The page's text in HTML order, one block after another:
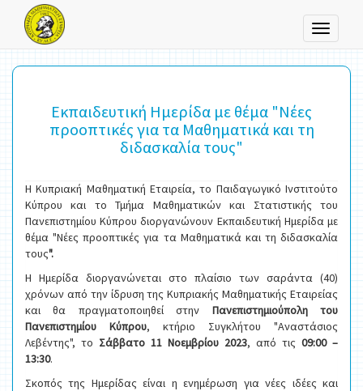
Toggle
Εκπαιδευτική Ημερίδα με θέμα "Νέες
προοπτικές για τα Μαθηματικά και τη
διδασκαλία τους"
Η Κυπριακή Μαθηματική Εταιρεία, το Παιδαγωγικό Ινστιτούτο
Κύπρου και το Τμήμα Μαθηματικών και Στατιστικής του
Πανεπιστημίου Κύπρου διοργανώνουν Εκπαιδευτική Ημερίδα με
θέμα "Νέες προοπτικές για τα Μαθηματικά και τη διδασκαλία
τους".
Η Ημερίδα διοργανώνεται στο πλαίσιο των σαράντα (40)
χρόνων από την ίδρυση της Κυπριακής Μαθηματικής Εταιρείας
και θα πραγματοποιηθεί στην Πανεπιστημιούπολη του
Πανεπιστημίου Κύπρου, κτήριο Συγκλήτου "Αναστάσιος
Λεβέντης", το Σάββατο 11 Νοεμβρίου 2023, από τις 09:00 –
13:30.
Σκοπός της Ημερίδας είναι η ενημέρωση για νέες ιδέες και